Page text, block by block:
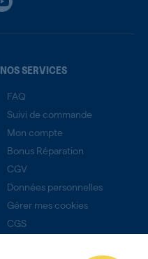
NOS SERVICES
FAQ
Suivi de commande
Mon compte
Bonus Réparation
CGV
Données personnelles
Gérer mes cookies
CGS